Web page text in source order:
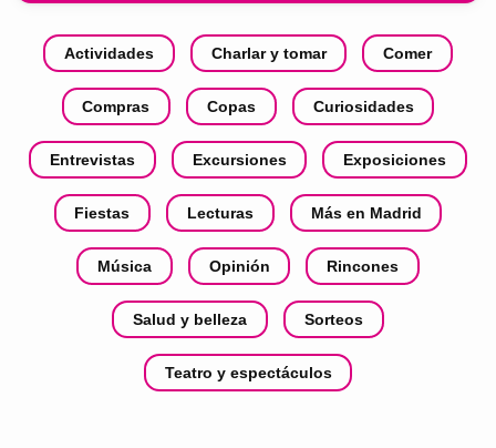
Actividades Charlar y tomar Comer
Compras Copas Curiosidades
Entrevistas Excursiones Exposiciones
Fiestas Lecturas Más en Madrid
Música Opinión Rincones
Salud y belleza Sorteos
Teatro y espectáculos